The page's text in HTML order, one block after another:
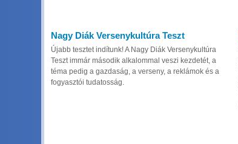
Nagy Diák Versenykultúra Teszt
Újabb tesztet indítunk! A Nagy Diák Versenykultúra
Teszt immár második alkalommal veszi kezdetét, a
téma pedig a gazdaság, a verseny, a reklámok és a
fogyasztói tudatosság.